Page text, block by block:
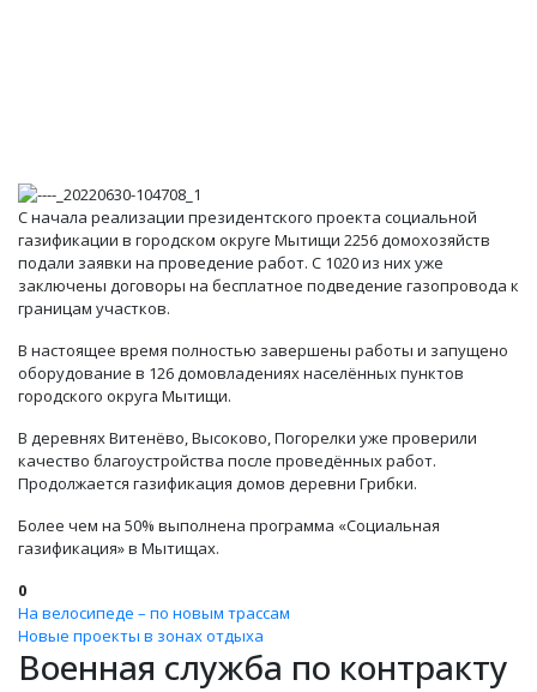
С начала реализации президентского проекта социальной
газификации в городском округе Мытищи 2256 домохозяйств
подали заявки на проведение работ. С 1020 из них уже
заключены договоры на бесплатное подведение газопровода к
границам участков.
В настоящее время полностью завершены работы и запущено
оборудование в 126 домовладениях населённых пунктов
городского округа Мытищи.
В деревнях Витенёво, Высоково, Погорелки уже проверили
качество благоустройства после проведённых работ.
Продолжается газификация домов деревни Грибки.
Более чем на 50% выполнена программа «Социальная
газификация» в Мытищах.
0
На велосипеде – по новым трассам
Новые проекты в зонах отдыха
Военная служба по контракту